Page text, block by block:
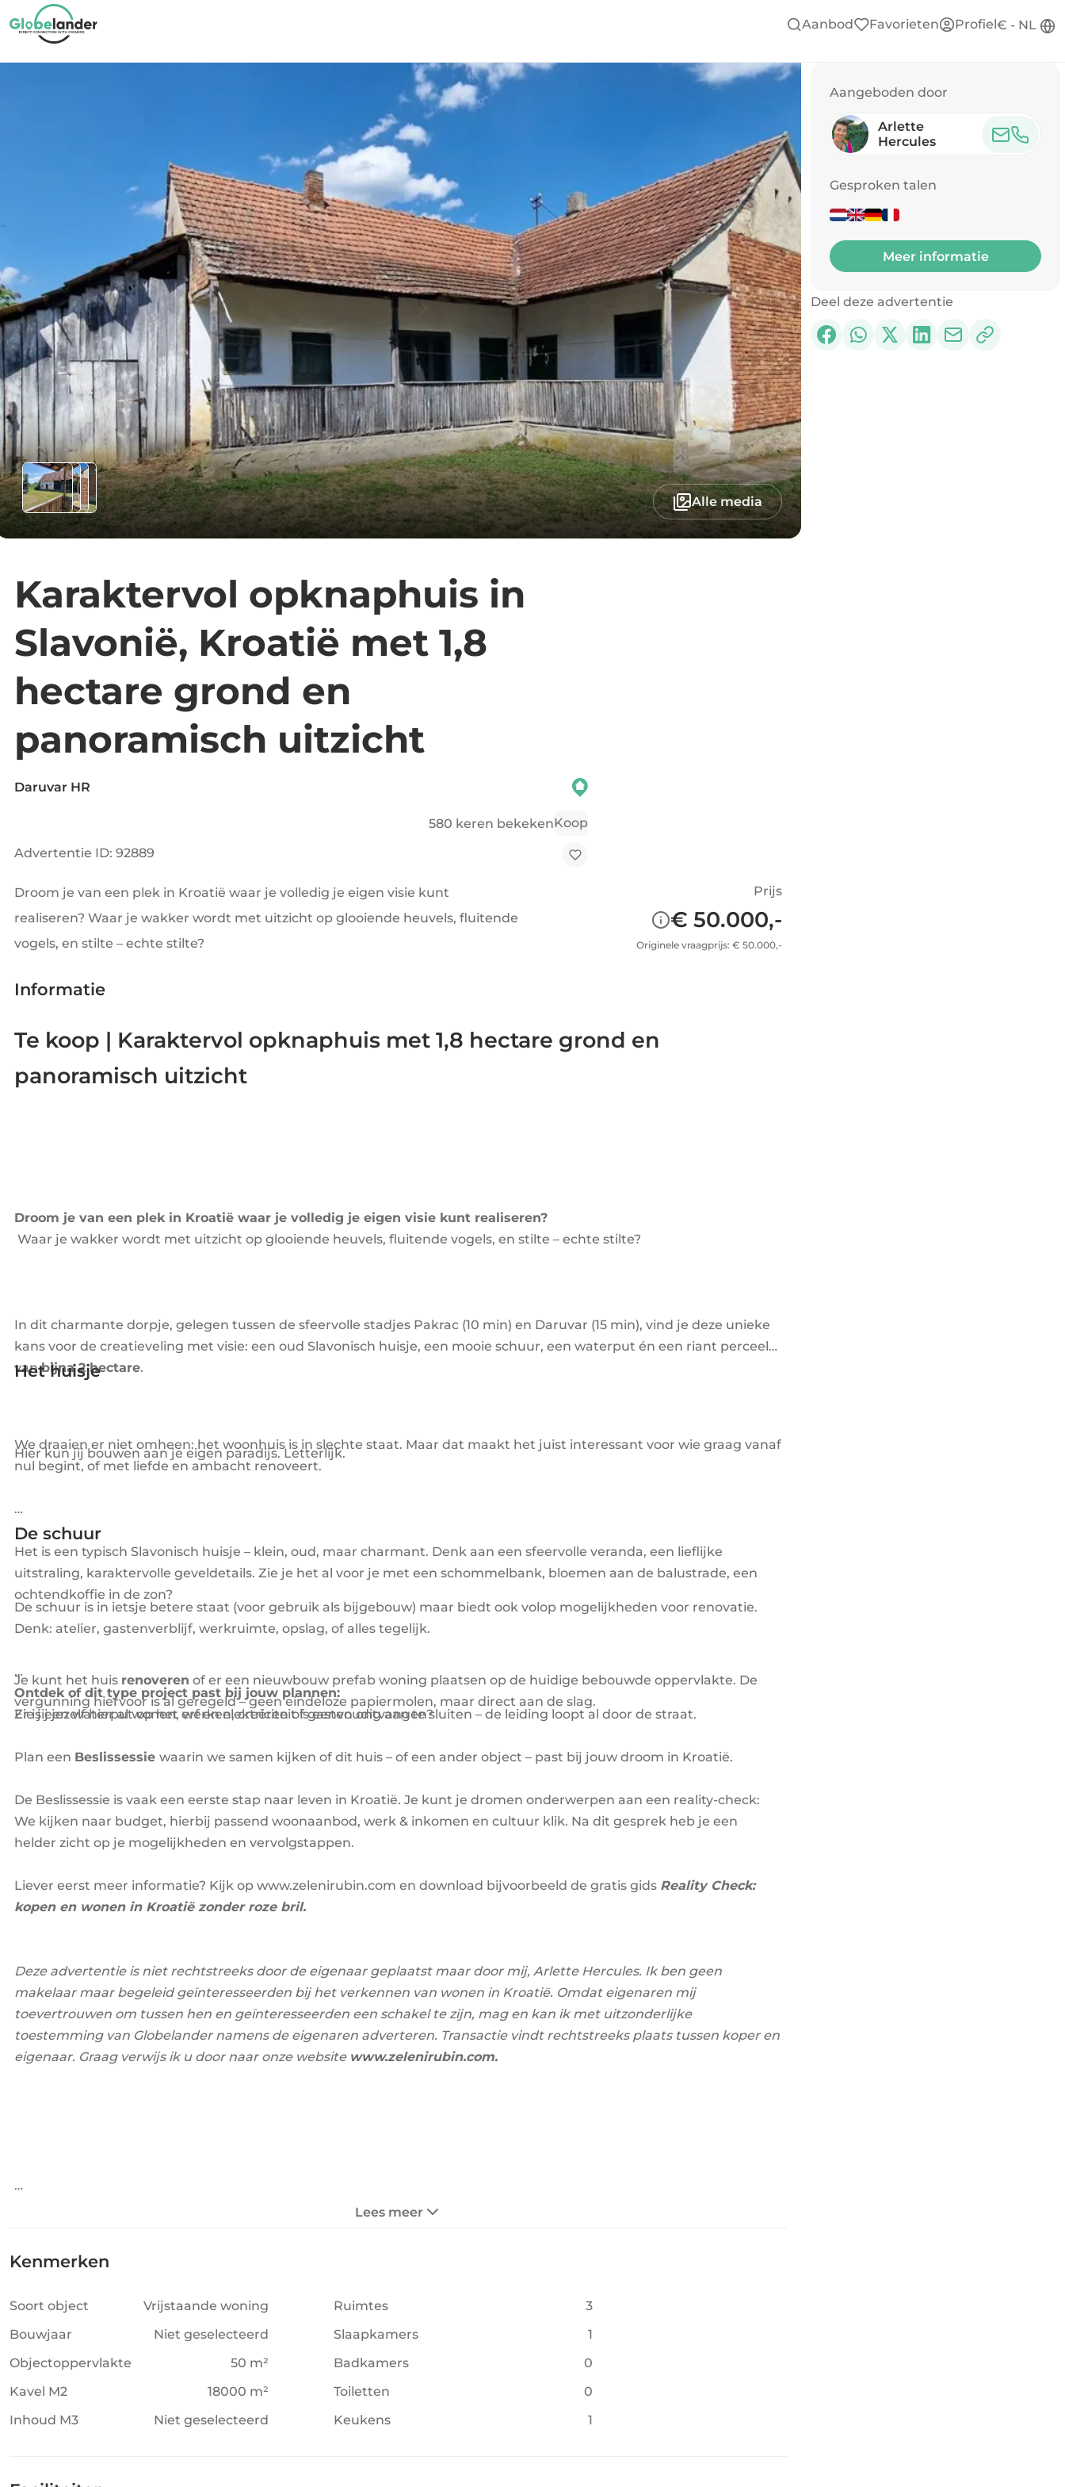
Aanbod Favorieten Profiel € - NL
Alle media
Karaktervol opknaphuis in
Slavonië, Kroatië met 1,8
hectare grond en
panoramisch uitzicht
Daruvar HR
580 keren bekekenKoop
Advertentie ID: 92889
Droom je van een plek in Kroatië waar je volledig je eigen visie kunt
realiseren? Waar je wakker wordt met uitzicht op glooiende heuvels, fluitende
vogels, en stilte – echte stilte?
Prijs
€ 50.000,-
Originele vraagprijs: € 50.000,-
Informatie
Te koop | Karaktervol opknaphuis met 1,8 hectare grond en
panoramisch uitzicht
Droom je van een plek in Kroatië waar je volledig je eigen visie kunt realiseren?
Waar je wakker wordt met uitzicht op glooiende heuvels, fluitende vogels, en stilte – echte stilte?
In dit charmante dorpje, gelegen tussen de sfeervolle stadjes Pakrac (10 min) en Daruvar (15 min), vind je deze unieke
kans voor de creatieveling met visie: een oud Slavonisch huisje, een mooie schuur, een waterput én een riant perceel
vanbijna 2 hectare.
Hier kun jij bouwen aan je eigen paradijs. Letterlijk.
Het huisje
We draaien er niet omheen: het woonhuis is in slechte staat. Maar dat maakt het juist interessant voor wie graag vanaf
nul begint, of met liefde en ambacht renoveert.
Het is een typisch Slavonisch huisje – klein, oud, maar charmant. Denk aan een sfeervolle veranda, een lieflijke
uitstraling, karaktervolle geveldetails. Zie je het al voor je met een schommelbank, bloemen aan de balustrade, een
ochtendkoffie in de zon?
Je kunt het huis renoveren of er een nieuwbouw prefab woning plaatsen op de huidige bebouwde oppervlakte. De
vergunning hiervoor is al geregeld – geen eindeloze papiermolen, maar direct aan de slag.
De schuur
De schuur is in ietsje betere staat (voor gebruik als bijgebouw) maar biedt ook volop mogelijkheden voor renovatie.
Denk: atelier, gastenverblijf, werkruimte, opslag, of alles tegelijk.
Er is een waterput op het erf en elektriciteit is eenvoudig aan te sluiten – de leiding loopt al door de straat.
Ontdek of dit type project past bij jouw plannen:
Zie jij jezelf hier al wonen, werken, creëren of gasten ontvangen?
Plan een Beslissessie waarin we samen kijken of dit huis – of een ander object – past bij jouw droom in Kroatië.
De Beslissessie is vaak een eerste stap naar leven in Kroatië. Je kunt je dromen onderwerpen aan een reality-check:
We kijken naar budget, hierbij passend woonaanbod, werk & inkomen en cultuur klik. Na dit gesprek heb je een
helder zicht op je mogelijkheden en vervolgstappen.
Liever eerst meer informatie? Kijk op www.zelenirubin.com en download bijvoorbeeld de gratis gids Reality Check:
kopen en wonen in Kroatië zonder roze bril.
Deze advertentie is niet rechtstreeks door de eigenaar geplaatst maar door mij, Arlette Hercules. Ik ben geen
makelaar maar begeleid geïnteresseerden bij het verkennen van wonen in Kroatië. Omdat eigenaren mij
toevertrouwen om tussen hen en geïnteresseerden een schakel te zijn, mag en kan ik met uitzonderlijke
toestemming van Globelander namens de eigenaren adverteren. Transactie vindt rechtstreeks plaats tussen koper en
eigenaar. Graag verwijs ik u door naar onze website www.zelenirubin.com.
Lees meer
Kenmerken
Soort object
Vrijstaande woning
Bouwjaar
Niet geselecteerd
Objectoppervlakte
50 m²
Kavel M2
18000 m²
Inhoud M3
Niet geselecteerd
Ruimtes
3
Slaapkamers
1
Badkamers
0
Toiletten
0
Keukens
1
Aangeboden door
Arlette
Hercules
Gesproken talen
Meer informatie
Deel deze advertentie